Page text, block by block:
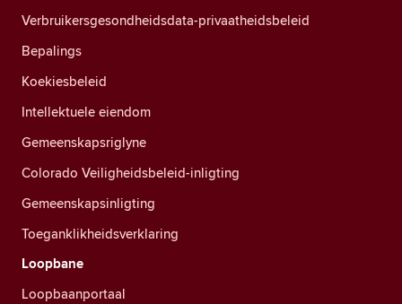
Verbruikersgesondheidsdata-privaatheidsbeleid
Bepalings
Koekiesbeleid
Intellektuele eiendom
Gemeenskapsriglyne
Colorado Veiligheidsbeleid-inligting
Gemeenskapsinligting
Toeganklikheidsverklaring
Loopbane
Loopbaanportaal